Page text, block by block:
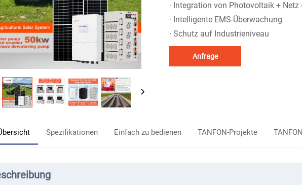
· Integration von Photovoltaik + Netz
· Intelligente EMS-Überwachung
· Schutz auf Industrieniveau
Anfrage
Spezifikationen Einfach zu bedienen TANFON-Projekte